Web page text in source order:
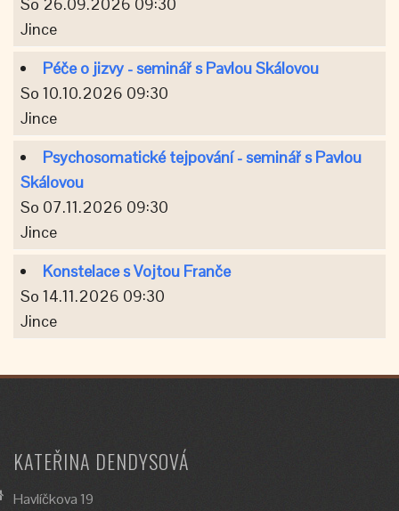
Jince
Péče o jizvy - seminář s Pavlou Skálovou
So 10.10.2026 09:30
Jince
Psychosomatické tejpování - seminář s Pavlou
Skálovou
So 07.11.2026 09:30
Jince
Konstelace s Vojtou Franče
So 14.11.2026 09:30
Jince
KATEŘINA DENDYSOVÁ
Havlíčkova 19